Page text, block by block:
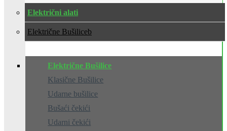
Električni alati
Električne Bušilice
Električne Bušilice
Klasične Bušilice
Udarne bušilice
Bušaći čekići
Udarni čekići